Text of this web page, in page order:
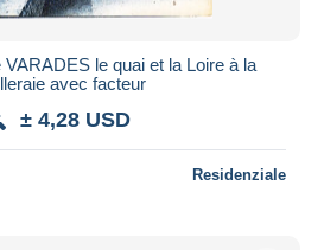
VARADES le quai et la Loire à la
avec facteur
± 4,28 USD
Residenziale